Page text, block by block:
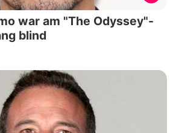
war am "The Odyssey"-
blind